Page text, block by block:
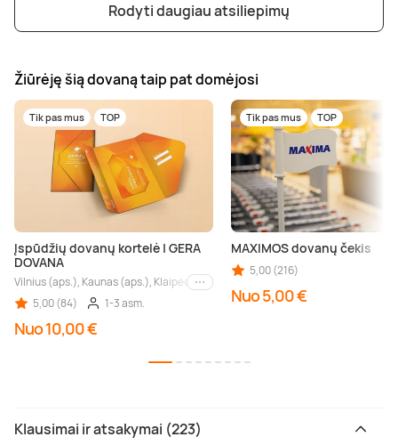
Rodyti daugiau atsiliepimų
Žiūrėję šią dovaną taip pat domėjosi
Tik pas mus TOP
Įspūdžių dovanų kortelė | GERA
DOVANA
Vilnius (aps.), Kaunas (aps.), Klaipėda (aps.), Palanga (aps.), Nida (aps.),
Kiti miestai
5,00 (84)
1-3 asm.
Nuo 10,00 €
Tik pas mus TOP
MAXIMOS dovanų čekis
5,00 (216)
Nuo 5,00 €
Klausimai ir atsakymai (223)